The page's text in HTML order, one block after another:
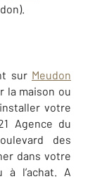
sur Meudon
la maison ou
votre
Agence du
des
dans votre
l’achat. A